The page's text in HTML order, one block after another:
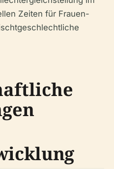
Zeiten für Frauen-